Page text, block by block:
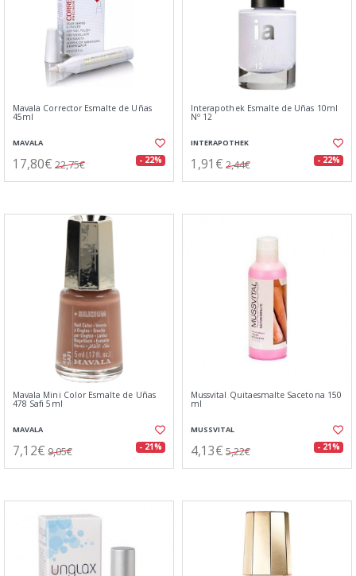
Mavala Corrector Esmalte de Uñas
45ml
MAVALA
17,80€ 22,75€ - 22%
Interapothek Esmalte de Uñas 10ml
Nº 12
INTERAPOTHEK
1,91€ 2,44€ - 22%
Mavala Mini Color Esmalte de Uñas
478 Safi 5ml
MAVALA
7,12€ 9,05€ - 21%
Mussvital Quitaesmalte Sacetona 150
ml
MUSSVITAL
4,13€ 5,22€ - 21%